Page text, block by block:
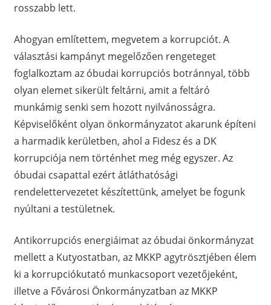
rosszabb lett.
Ahogyan említettem, megvetem a korrupciót. A
választási kampányt megelőzően rengeteget
foglalkoztam az óbudai korrupciós botránnyal, több
olyan elemet sikerült feltárni, amit a feltáró
munkámig senki sem hozott nyilvánosságra.
Képviselőként olyan önkormányzatot akarunk építeni
a harmadik kerületben, ahol a Fidesz és a DK
korrupciója nem történhet meg még egyszer. Az
óbudai csapattal ezért átláthatósági
rendelettervezetet készítettünk, amelyet be fogunk
nyúltani a testületnek.
Antikorrupciós energiáimat az óbudai önkormányzat
mellett a Kutyostatban, az MKKP agytrösztjében élem
ki a korrupciókutató munkacsoport vezetőjeként,
illetve a Fővárosi Önkormányzatban az MKKP